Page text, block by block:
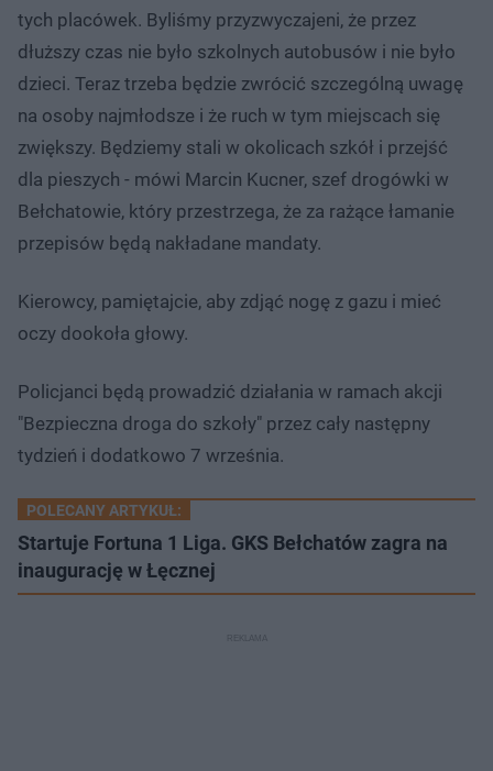
tych placówek. Byliśmy przyzwyczajeni, że przez
dłuższy czas nie było szkolnych autobusów i nie było
dzieci. Teraz trzeba będzie zwrócić szczególną uwagę
na osoby najmłodsze i że ruch w tym miejscach się
zwiększy. Będziemy stali w okolicach szkół i przejść
dla pieszych - mówi Marcin Kucner, szef drogówki w
Bełchatowie, który przestrzega, że za rażące łamanie
przepisów będą nakładane mandaty.
Kierowcy, pamiętajcie, aby zdjąć nogę z gazu i mieć
oczy dookoła głowy.
Policjanci będą prowadzić działania w ramach akcji
"Bezpieczna droga do szkoły" przez cały następny
tydzień i dodatkowo 7 września.
POLECANY ARTYKUŁ:
Startuje Fortuna 1 Liga. GKS Bełchatów zagra na
inaugurację w Łęcznej